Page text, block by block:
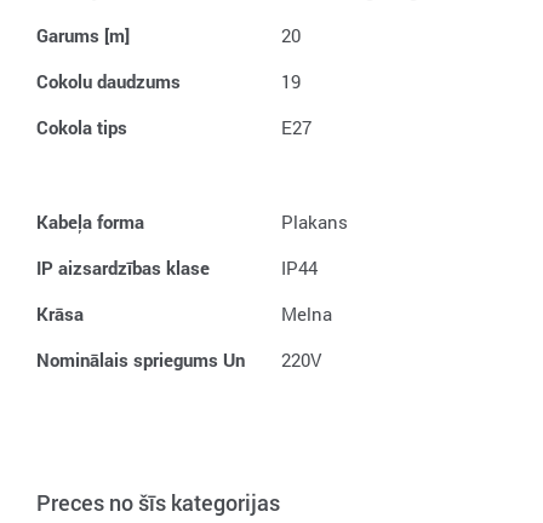
Garums [m]
20
Cokolu daudzums
19
Cokola tips
E27
Kabeļa forma
Plakans
IP aizsardzības klase
IP44
Krāsa
Melna
Nominālais spriegums Un
220V
Preces no šīs kategorijas